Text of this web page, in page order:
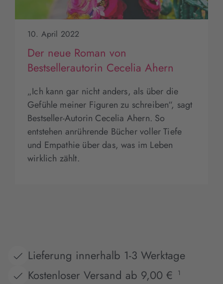
10. April 2022
Der neue Roman von
Bestsellerautorin Cecelia Ahern
„Ich kann gar nicht anders, als über die
Gefühle meiner Figuren zu schreiben“, sagt
Bestseller-Autorin Cecelia Ahern. So
entstehen anrührende Bücher voller Tiefe
und Empathie über das, was im Leben
wirklich zählt.
Lieferung innerhalb 1-3 Werktage
Kostenloser Versand ab 9,00 €
1